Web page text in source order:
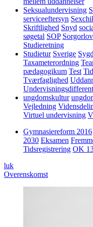
Seksualundervisning
serviceeftersyn
Skriftlighed Snyd
søgetal SOP Sorgorlov
Studieretning
Studietur Sverige
Taxameterordning
pædagogikum Test
Tværfaglighed
ungdomskultur
Vejledning
Virtuel undervisning
Gymnasiereform 2016
2030 Eksamen
Tidsregistrering OK
luk
Overenskomst